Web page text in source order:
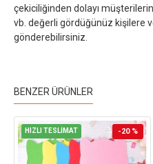
çekiciliğinden dolayı
vb. değerli gördüğünüz kişilere
gönderebilirsiniz.
BENZER ÜRÜNLER
HIZLI TESLİMAT -20 %